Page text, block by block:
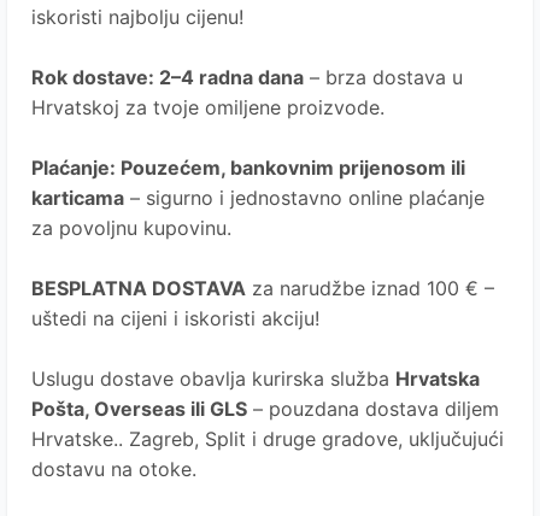
iskoristi najbolju cijenu!
Rok dostave: 2–4 radna dana – brza dostava u
Hrvatskoj za tvoje omiljene proizvode.
Plaćanje: Pouzećem, bankovnim prijenosom ili
karticama – sigurno i jednostavno online plaćanje
za povoljnu kupovinu.
BESPLATNA DOSTAVA za narudžbe iznad 100 € –
uštedi na cijeni i iskoristi akciju!
Uslugu dostave obavlja kurirska služba Hrvatska
Pošta, Overseas ili GLS – pouzdana dostava diljem
Hrvatske.. Zagreb, Split i druge gradove, uključujući
dostavu na otoke.